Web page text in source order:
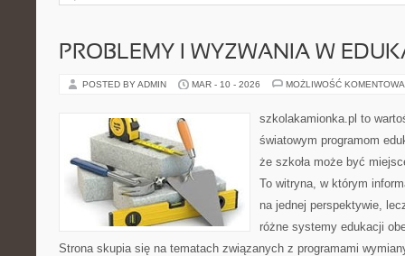
PROBLEMY I WYZWANIA W
POSTED BY ADMIN MAR - 10 - 2026 MOŻLIWOŚĆ
szkolakamionka.pl to
światowym programom
że szkoła może być
To witryna, w którym
na jednej perspektywie,
różne systemy edukacji
Strona skupia się na tematach związanych z programami